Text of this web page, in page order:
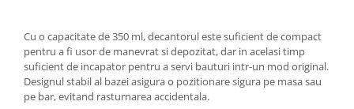
Cu o capacitate de 350 ml, decantorul este suficient de compact
pentru a fi usor de manevrat si depozitat, dar in acelasi timp
suficient de incapator pentru a servi bauturi intr-un mod original.
Designul stabil al bazei asigura o pozitionare sigura pe masa sau
pe bar, evitand rasturnarea accidentala.